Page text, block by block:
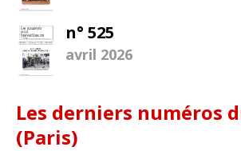
n° 525
avril 2026
Les derniers numéros
(Paris)